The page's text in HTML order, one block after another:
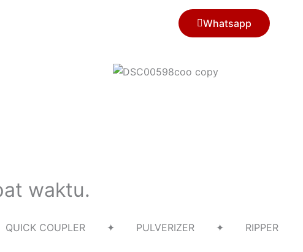
Whatsapp
waktu.
COUPLER ✦ PULVERIZER ✦ RIPPER